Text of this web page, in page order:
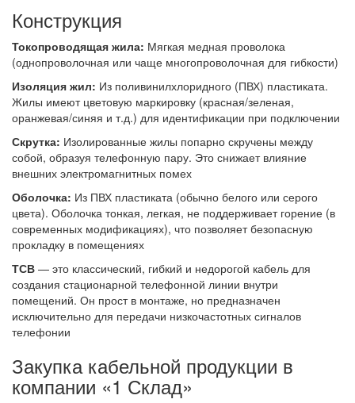
Конструкция
Токопроводящая жила: Мягкая медная проволока
(однопроволочная или чаще многопроволочная для гибкости)
Изоляция жил: Из поливинилхлоридного (ПВХ) пластиката.
Жилы имеют цветовую маркировку (красная/зеленая,
оранжевая/синяя и т.д.) для идентификации при подключении
Скрутка: Изолированные жилы попарно скручены между
собой, образуя телефонную пару. Это снижает влияние
внешних электромагнитных помех
Оболочка: Из ПВХ пластиката (обычно белого или серого
цвета). Оболочка тонкая, легкая, не поддерживает горение (в
современных модификациях), что позволяет безопасную
прокладку в помещениях
ТСВ — это классический, гибкий и недорогой кабель для
создания стационарной телефонной линии внутри
помещений. Он прост в монтаже, но предназначен
исключительно для передачи низкочастотных сигналов
телефонии
Закупка кабельной продукции в
компании «1 Склад»